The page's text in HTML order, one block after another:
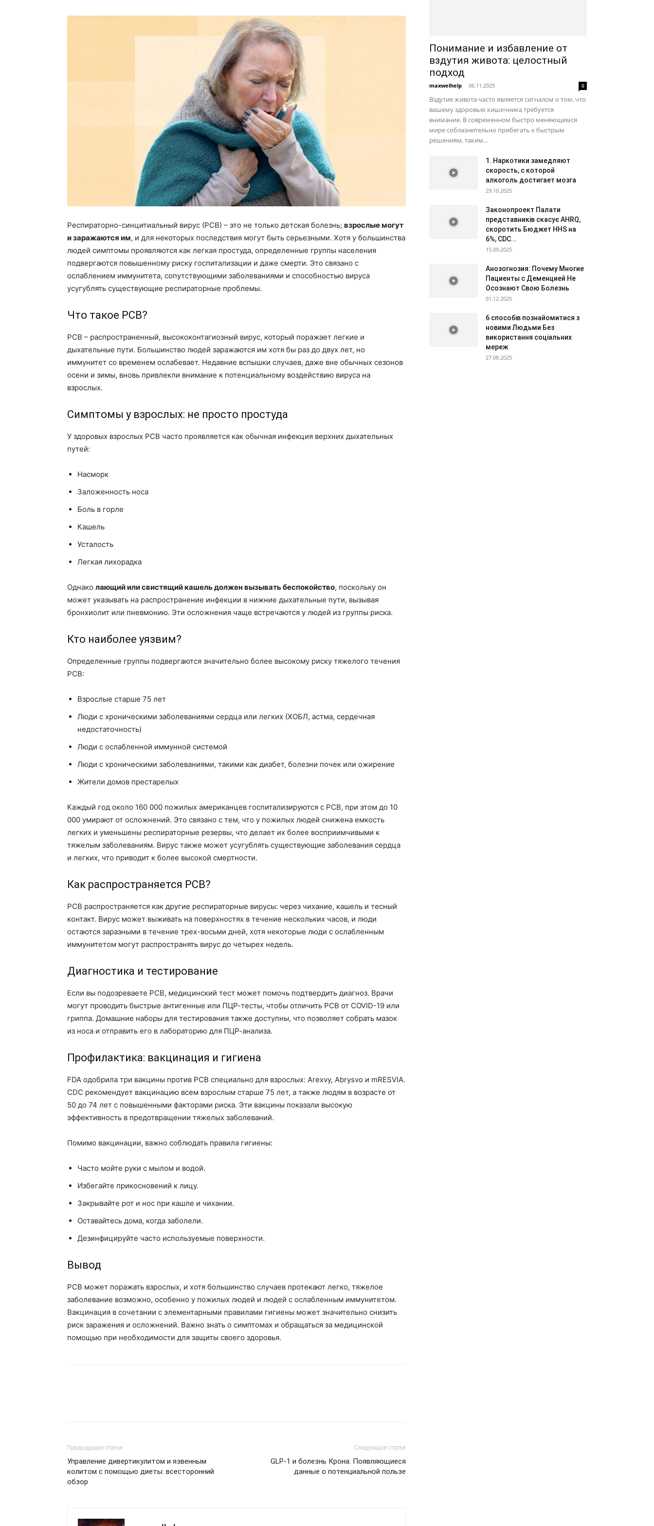
Респираторно-синцитиальный вирус (РСВ) – это не только детская болезнь; взрослые могут
и заражаются им, и для некоторых последствия могут быть серьезными. Хотя у большинства
людей симптомы проявляются как легкая простуда, определенные группы населения
подвергаются повышенному риску госпитализации и даже смерти. Это связано с
ослаблением иммунитета, сопутствующими заболеваниями и способностью вируса
усугублять существующие респираторные проблемы.
Что такое РСВ?
РСВ – распространенный, высококонтагиозный вирус, который поражает легкие и
дыхательные пути. Большинство людей заражаются им хотя бы раз до двух лет, но
иммунитет со временем ослабевает. Недавние вспышки случаев, даже вне обычных сезонов
осени и зимы, вновь привлекли внимание к потенциальному воздействию вируса на
взрослых.
Симптомы у взрослых: не просто простуда
У здоровых взрослых РСВ часто проявляется как обычная инфекция верхних дыхательных
путей:
Насморк
Заложенность носа
Боль в горле
Кашель
Усталость
Легкая лихорадка
Однако лающий или свистящий кашель должен вызывать беспокойство, поскольку он
может указывать на распространение инфекции в нижние дыхательные пути, вызывая
бронхиолит или пневмонию. Эти осложнения чаще встречаются у людей из группы риска.
Кто наиболее уязвим?
Определенные группы подвергаются значительно более высокому риску тяжелого течения
РСВ:
Взрослые старше 75 лет
Люди с хроническими заболеваниями сердца или легких (ХОБЛ, астма, сердечная
недостаточность)
Люди с ослабленной иммунной системой
Люди с хроническими заболеваниями, такими как диабет, болезни почек или ожирение
Жители домов престарелых
Каждый год около 160 000 пожилых американцев госпитализируются с РСВ, при этом до 10
000 умирают от осложнений. Это связано с тем, что у пожилых людей снижена емкость
легких и уменьшены респираторные резервы, что делает их более восприимчивыми к
тяжелым заболеваниям. Вирус также может усугублять существующие заболевания сердца
и легких, что приводит к более высокой смертности.
Как распространяется РСВ?
РСВ распространяется как другие респираторные вирусы: через чихание, кашель и тесный
контакт. Вирус может выживать на поверхностях в течение нескольких часов, и люди
остаются заразными в течение трех-восьми дней, хотя некоторые люди с ослабленным
иммунитетом могут распространять вирус до четырех недель.
Диагностика и тестирование
Если вы подозреваете РСВ, медицинский тест может помочь подтвердить диагноз. Врачи
могут проводить быстрые антигенные или ПЦР-тесты, чтобы отличить РСВ от COVID-19 или
гриппа. Домашние наборы для тестирования также доступны, что позволяет собрать мазок
из носа и отправить его в лабораторию для ПЦР-анализа.
Профилактика: вакцинация и гигиена
FDA одобрила три вакцины против РСВ специально для взрослых: Arexvy, Abrysvo и mRESVIA.
CDC рекомендует вакцинацию всем взрослым старше 75 лет, а также людям в возрасте от
50 до 74 лет с повышенными факторами риска. Эти вакцины показали высокую
эффективность в предотвращении тяжелых заболеваний.
Помимо вакцинации, важно соблюдать правила гигиены:
Часто мойте руки с мылом и водой.
Избегайте прикосновений к лицу.
Закрывайте рот и нос при кашле и чихании.
Оставайтесь дома, когда заболели.
Дезинфицируйте часто используемые поверхности.
Вывод
РСВ может поражать взрослых, и хотя большинство случаев протекают легко, тяжелое
заболевание возможно, особенно у пожилых людей и людей с ослабленным иммунитетом.
Вакцинация в сочетании с элементарными правилами гигиены может значительно снизить
риск заражения и осложнений. Важно знать о симптомах и обращаться за медицинской
помощью при необходимости для защиты своего здоровья.
Предыдущая статья
Управление дивертикулитом и язвенным
колитом с помощью диеты: всесторонний
обзор
Следующая статья
GLP-1 и болезнь Крона: Появляющиеся
данные о потенциальной пользе
Понимание и избавление от
вздутия живота: целостный
подход
maxwelhelp - 06.11.2025 0
Вздутие живота часто является сигналом о том, что
вашему здоровью кишечника требуется
внимание. В современном быстро меняющемся
мире соблазнительно прибегать к быстрым
решениям, таким...
1. Наркотики замедляют
скорость, с которой
алкоголь достигает мозга
29.10.2025
Законопроект Палати
представників скасує AHRQ,
скоротить Бюджет HHS на
6%, CDC...
15.09.2025
Анозогнозия: Почему Многие
Пациенты с Деменцией Не
Осознают Свою Болезнь
01.12.2025
6 способів познайомитися з
новими Людьми Без
використання соціальних
мереж
27.08.2025